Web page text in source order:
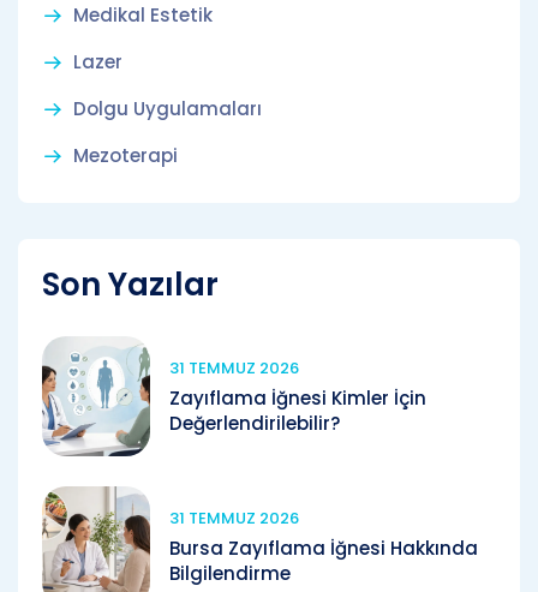
Medikal Estetik
Lazer
Dolgu Uygulamaları
Mezoterapi
Son Yazılar
31 TEMMUZ 2026
Zayıflama İğnesi Kimler İçin
Değerlendirilebilir?
31 TEMMUZ 2026
Bursa Zayıflama İğnesi Hakkında
Bilgilendirme